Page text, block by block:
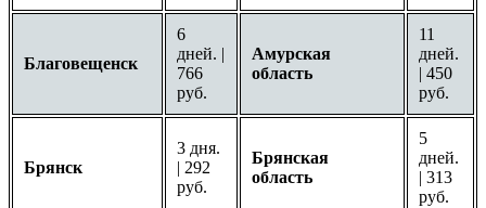
Благовещенск
6
дней. |
766
руб.
Амурская
область
11
дней.
| 450
руб.
Брянск
3 дня.
| 292
руб.
Брянская
область
5
дней.
| 313
руб.